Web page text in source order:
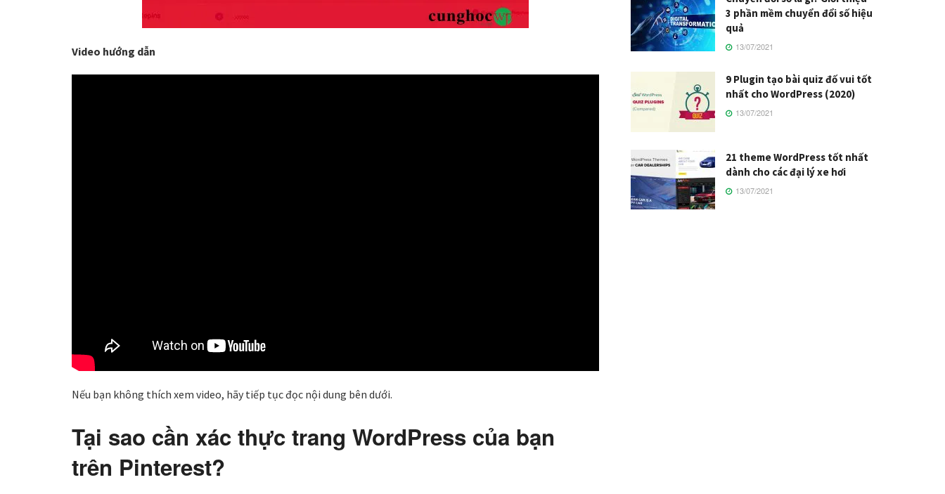
Video hướng dẫn
Nếu bạn không thích xem video, hãy tiếp tục đọc nội dung bên dưới.
Tại sao cần xác thực trang WordPress của bạn
trên Pinterest?
3 phần mềm chuyển đổi số hiệu
quả
13/07/2021
9 Plugin tạo bài quiz đố vui tốt
nhất cho WordPress (2020)
13/07/2021
21 theme WordPress tốt nhất
dành cho các đại lý xe hơi
13/07/2021